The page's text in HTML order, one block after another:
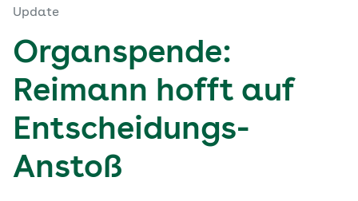
Update
Organspende:
Reimann hofft auf
Entscheidungs-
Anstoß